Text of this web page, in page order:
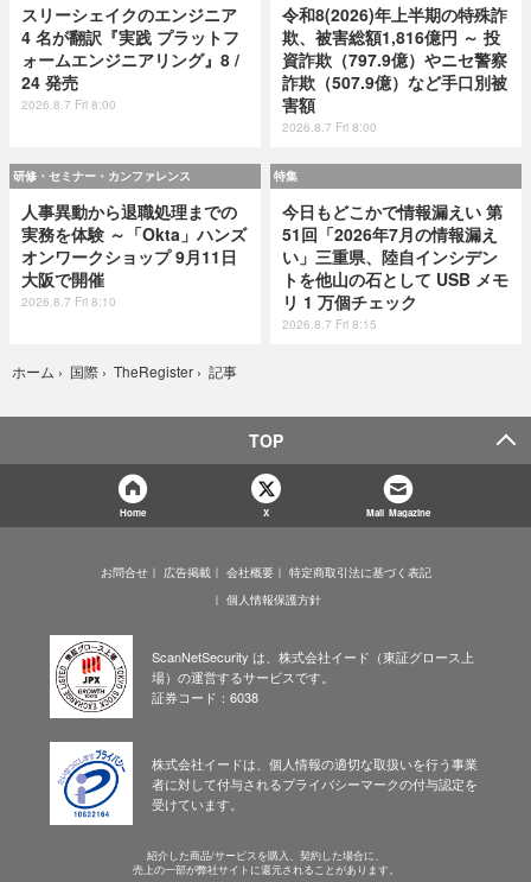
スリーシェイクのエンジニア
4 名が翻訳『実践 プラットフ
ォームエンジニアリング』8 /
24 発売
2026.8.7 Fri 8:00
令和8(2026)年上半期の特殊詐
欺、被害総額1,816億円 ～ 投
資詐欺（797.9億）やニセ警察
詐欺（507.9億）など手口別被
害額
2026.8.7 Fri 8:00
研修・セミナー・カンファレンス
人事異動から退職処理までの
実務を体験 ～「Okta」ハンズ
オンワークショップ 9月11日
大阪で開催
2026.8.7 Fri 8:10
特集
今日もどこかで情報漏えい 第
51回「2026年7月の情報漏え
い」三重県、陸自インシデン
トを他山の石として USB メモ
リ 1 万個チェック
2026.8.7 Fri 8:15
ホーム › 国際 › TheRegister › 記事
TOP
Home X Mail Magazine
お問合せ 広告掲載 会社概要
特定商取引法に基づく表記
個人情報保護方針
ScanNetSecurity は、株式会社イード（東証グロース上
場）の運営するサービスです。
証券コード：6038
株式会社イードは、個人情報の適切な取扱いを行う事業
者に対して付与されるプライバシーマークの付与認定を
受けています。
紹介した商品/サービスを購入、契約した場合に、
売上の一部が弊社サイトに還元されることがあります。